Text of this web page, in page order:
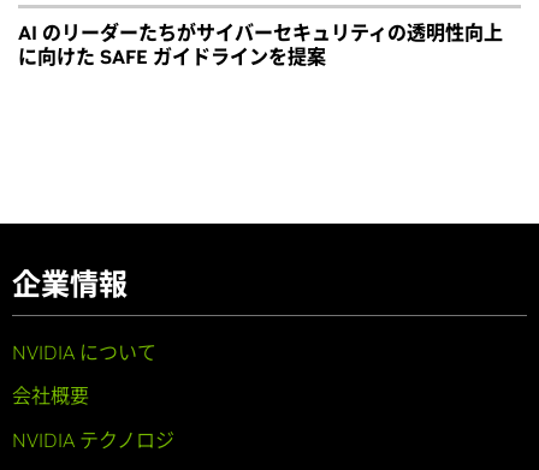
AI のリーダーたちがサイバーセキュリティの透明性向上
に向けた SAFE ガイドラインを提案
企業情報
NVIDIA について
会社概要
NVIDIA テクノロジ